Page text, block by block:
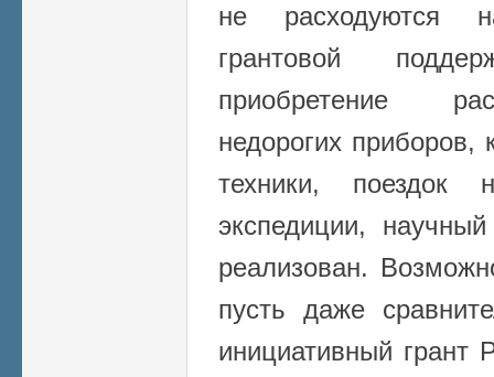
не расходуются
грантовой
приобретение
недорогих
техники,
экспедиции,
реализован.
пусть даже
инициативный